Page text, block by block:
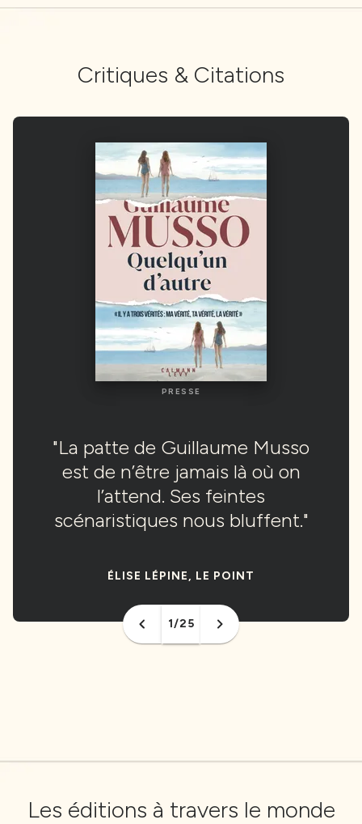
Critiques & Citations
PRESSE
"La patte de Guillaume Musso
est de n’être jamais là où on
l’attend. Ses feintes
scénaristiques nous bluffent."
ÉLISE LÉPINE, LE POINT
PRESSE
"La patte de Guillaume Musso
est de n’être jamais là où on
l’attend. Ses feintes
scénaristiques nous bluffent."
ÉLISE LÉPINE, LE POINT
1/25
Les éditions à travers le monde